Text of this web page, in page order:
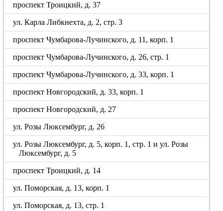
проспект Троицкий, д. 37
ул. Карла Либкнехта, д. 2, стр. 3
проспект Чумбарова-Лучинского, д. 11, корп. 1
проспект Чумбарова-Лучинского, д. 26, стр. 1
проспект Чумбарова-Лучинского, д. 33, корп. 1
проспект Новгородский, д. 33, корп. 1
проспект Новгородский, д. 27
ул. Розы Люксембург, д. 26
ул. Розы Люксембург, д. 5, корп. 1, стр. 1 и ул. Розы
Люксембург, д. 5
проспект Троицкий, д. 14
ул. Поморская, д. 13, корп. 1
ул. Поморская, д. 13, стр. 1